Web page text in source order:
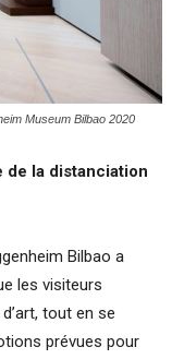
Museum Bilbao 2020
de la distanciation
Bilbao a
les visiteurs
tout en se
prévues pour